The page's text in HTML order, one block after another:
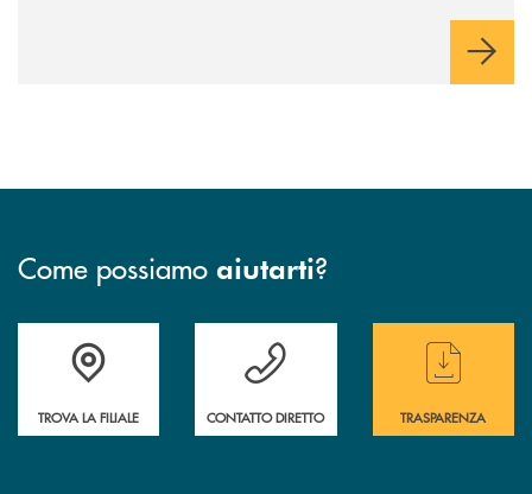
Come possiamo aiutarti?
Accedi all' elenco completo delle filiali
TROVA LA FILIALE
Hai bisogno di assistenza immediata ?
CONTATTO DIRETTO
Hai bisogno di
TRASPARENZA